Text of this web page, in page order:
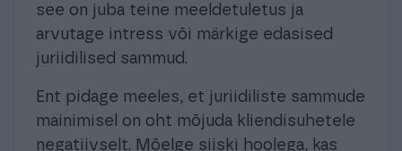
see on juba teine meeldetuletus ja
arvutage intress või märkige edasised
juriidilised sammud.
Ent pidage meeles, et juriidiliste sammude
mainimisel on oht mõjuda kliendisuhetele
negatiivselt. Mõelge siiski hoolega, kas